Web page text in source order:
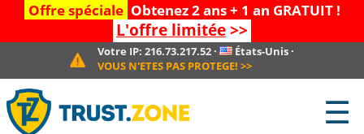
Offre spéciale Obtenez 2 ans + 1 an GRATUIT !
L'offre limitée>>
Votre IP:216.73.217.52 · États-Unis·
VOUS N'ETES PAS PROTEGE! >>
☰